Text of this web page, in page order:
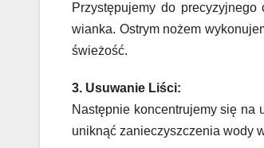
Przystępujemy do
wianka. Ostrym nożem
świeżość.
3. Usuwanie Liści:
Następnie koncentrujemy się na
uniknąć zanieczyszczenia wody